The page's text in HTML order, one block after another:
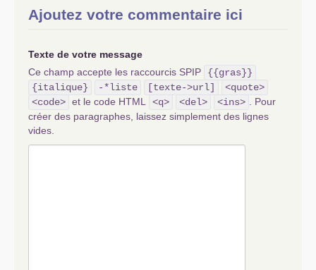
Ajoutez votre commentaire ici
Texte de votre message
Ce champ accepte les raccourcis SPIP
{{gras}}
{italique}
-*liste [texte->url]
<quote>
<code> et le code HTML <q> <del> <ins>
. Pour
créer des paragraphes, laissez simplement des lignes
vides.